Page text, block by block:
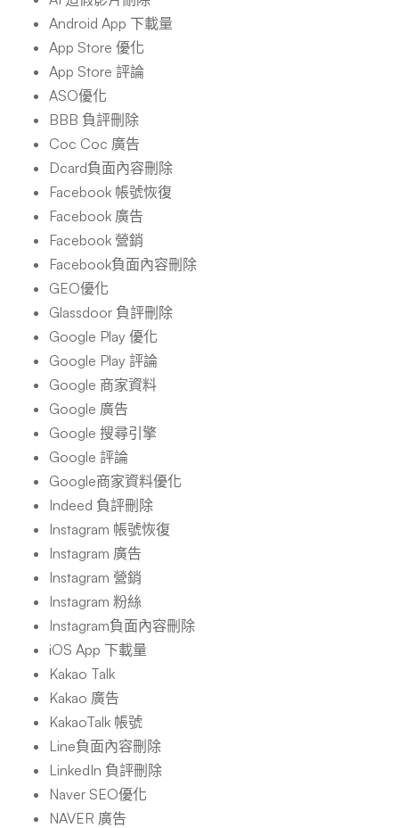
Android App 下載量
App Store 優化
App Store 評論
ASO優化
BBB 負評刪除
Coc Coc 廣告
Dcard負面內容刪除
Facebook 帳號恢復
Facebook 廣告
Facebook 營銷
Facebook負面內容刪除
GEO優化
Glassdoor 負評刪除
Google Play 優化
Google Play 評論
Google 商家資料
Google 廣告
Google 搜尋引擎
Google 評論
Google商家資料優化
Indeed 負評刪除
Instagram 帳號恢復
Instagram 廣告
Instagram 營銷
Instagram 粉絲
Instagram負面內容刪除
iOS App 下載量
Kakao Talk
Kakao 廣告
KakaoTalk 帳號
Line負面內容刪除
LinkedIn 負評刪除
Naver SEO優化
NAVER 廣告